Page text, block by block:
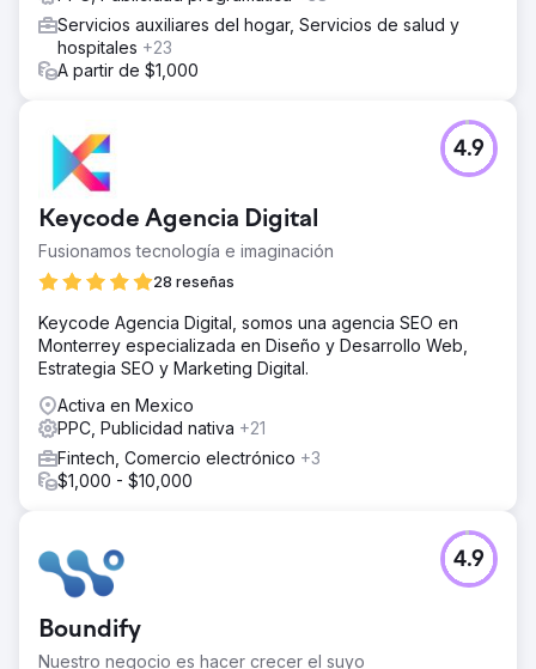
Servicios auxiliares del hogar, Servicios de salud y
hospitales +23
A partir de $1,000
Keycode Agencia Digital
Fusionamos tecnología e imaginación
28 reseñas
4.9
Keycode Agencia Digital, somos una agencia SEO en
Monterrey especializada en Diseño y Desarrollo Web,
Estrategia SEO y Marketing Digital.
Activa en Mexico
PPC, Publicidad nativa +21
Fintech, Comercio electrónico +3
$1,000 - $10,000
Boundify
Nuestro negocio es hacer crecer el suyo
4.9